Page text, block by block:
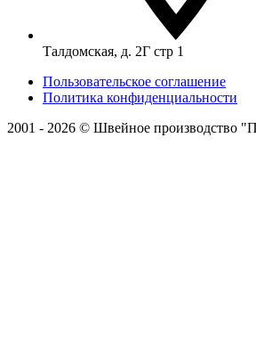
Талдомская, д. 2Г стр 1
Пользовательское соглашение
Политика конфиденциальности
2001 - 2026 © Швейное производство